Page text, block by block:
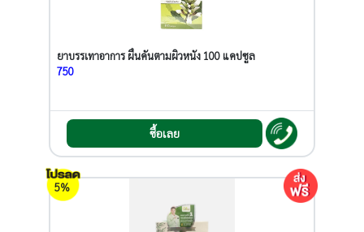
ยาบรรเทาอาการ ผื่นคันตามผิวหนัง 100 แคปซูล
750
ซื้อเลย
5%